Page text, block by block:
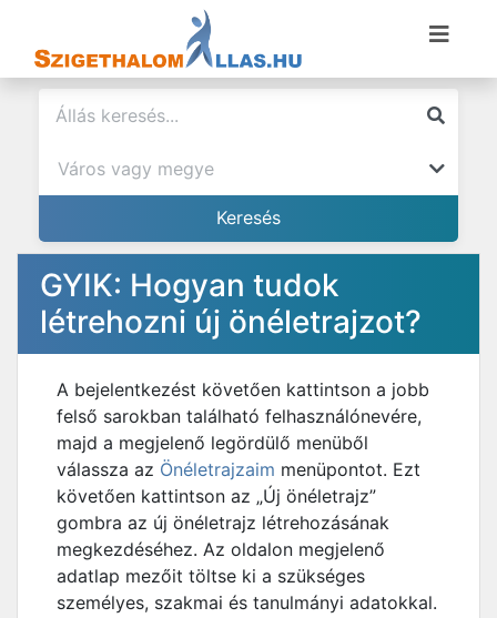
GYIK: Hogyan tudok
létrehozni új önéletrajzot?
A bejelentkezést követően kattintson a jobb
felső sarokban található felhasználónevére,
majd a megjelenő legördülő menüből
válassza az Önéletrajzaim menüpontot. Ezt
követően kattintson az „Új önéletrajz”
gombra az új önéletrajz létrehozásának
megkezdéséhez. Az oldalon megjelenő
adatlap mezőit töltse ki a szükséges
személyes, szakmai és tanulmányi adatokkal.